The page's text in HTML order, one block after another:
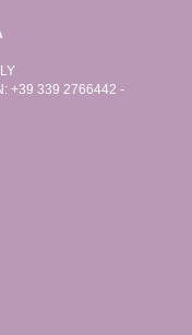
+39 339 2766442 -